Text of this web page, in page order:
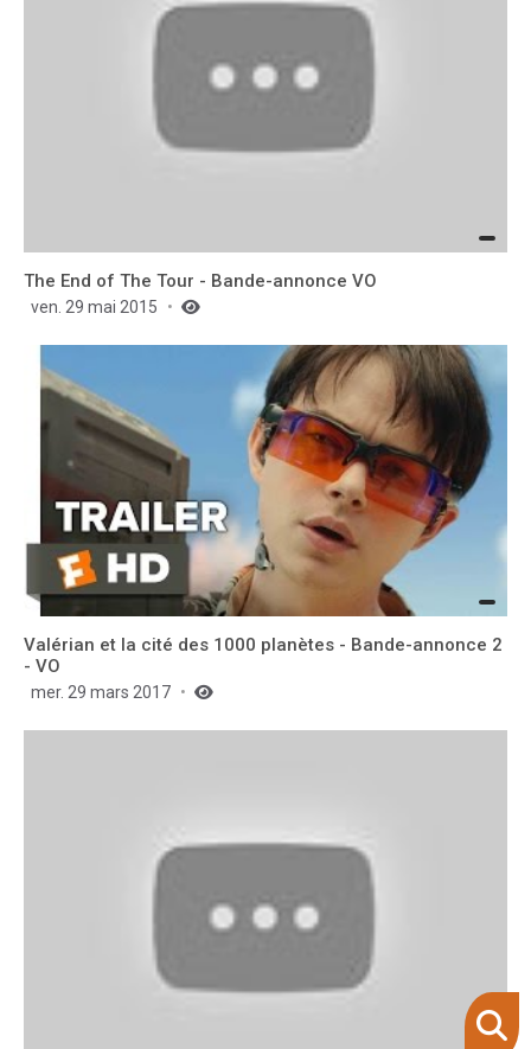
The End of The Tour - Bande-annonce VO
ven. 29 mai 2015
Valérian et la cité des 1000 planètes - Bande-annonce 2
- VO
mer. 29 mars 2017